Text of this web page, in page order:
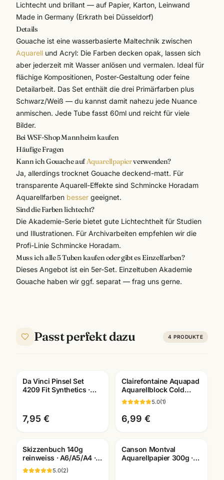
Lichtecht und brillant — auf Papier, Karton, Leinwand
Made in Germany (Erkrath bei Düsseldorf)
Details
Gouache ist eine wasserbasierte Maltechnik zwischen
Aquarell und Acryl: Die Farben decken opak, lassen sich
aber jederzeit mit Wasser anlösen und vermalen. Ideal für
flächige Kompositionen, Poster-Gestaltung oder feine
Detailarbeit. Das Set enthält die drei Primärfarben plus
Schwarz/Weiß — du kannst damit nahezu jede Nuance
anmischen. Jede Tube fasst 60ml und reicht für viele
Bilder.
Bei WSF-Shop Mannheim kaufen
Häufige Fragen
Kann ich Gouache aufAquarellpapierverwenden?
Ja, allerdings trocknet Gouache deckend-matt. Für
transparente Aquarell-Effekte sind Schmincke Horadam
Aquarellfarben besser geeignet.
Sind die Farben lichtecht?
Die Akademie-Serie bietet gute Lichtechtheit für Studien
und Illustrationen. Für Archivarbeiten empfehlen wir die
Profi-Linie Schmincke Horadam.
Muss ich alle 5 Tuben kaufen oder gibt es Einzelfarben?
Dieses Angebot ist ein 5er-Set. Einzeltuben Akademie
Gouache haben wir ggf. separat — frag uns gerne.
Passt perfekt dazu 4 PRODUKTE
Da Vinci Pinsel Set
4209 Fit Synthetics ·
7,95 €
Clairefontaine Aquapad
Aquarellblock Cold
Pressed · A6/A5/A4 ·
Künstlerbedarf
Mannheim
5.0(1)
6,99 €
Skizzenbuch 140g
reinweiss · A6/A5/A4 ·
Zeichenpapier für
Studien unterwegs
5.0(2)
Canson Montval
Aquarellpapier 300g ·